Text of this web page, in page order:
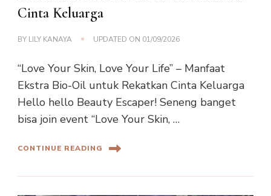
Cinta Keluarga
BY LILY KANAYA UPDATED ON 01/09/2026
“Love Your Skin, Love Your Life” – Manfaat
Ekstra Bio-Oil untuk Rekatkan Cinta Keluarga
Hello hello Beauty Escaper! Seneng banget
bisa join event “Love Your Skin, …
CONTINUE READING